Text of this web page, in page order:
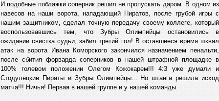
И подобные поблажки соперник решил не пропускать даром. В одном из
навесов на наши ворота, нападающий Пиратов, после грубой игры с
нашим защитником, сделал точную передачу своему коллеге, который
воспользовавшись тем, что Зубры Олимпийцы остановились в
ожидании свистка судьи, забил третий гол! В оставшееся время шквал
атак на ворота Ивана Коморского закончился назначением пенальти,
после сбития форварда соперников в нашей штрафной площадке в
100% голевом положении Олегом Кожокарем!!! 4:3 уже думали и
Стодулецкие Пираты и Зубры Олимпийцы... Но штанга решила исход
матча!!! Ничья! Первая в нашей группе и у нашей команды.